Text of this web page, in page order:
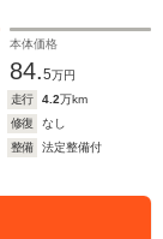
本体価格
84.5万円
走行 4.2万km
修復
なし
整備
法定整備付